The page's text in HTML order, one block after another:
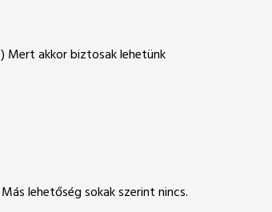
Mert akkor biztosak lehetünk
lehetőség sokak szerint nincs.